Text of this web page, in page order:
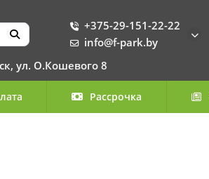
+375-29-151-22-22
info@f-park.by
ул. О.Кошевого 8
Рассрочка